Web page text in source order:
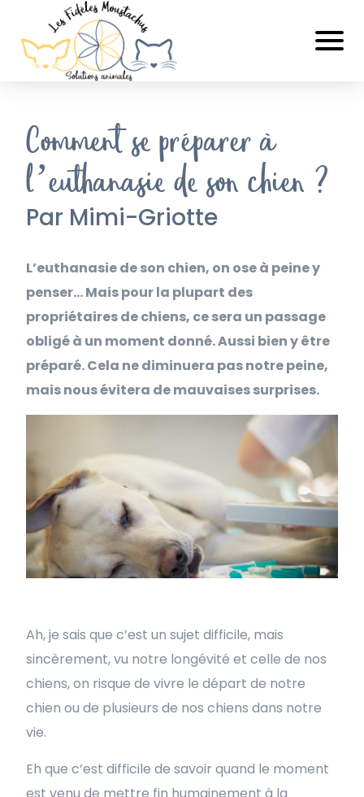
Comment se préparer à
l’euthanasie de son chien ?
Par Mimi-Griotte
L’euthanasie de son chien, on ose à peine y
penser… Mais pour la plupart des
propriétaires de chiens, ce sera un passage
obligé à un moment donné. Aussi bien y être
préparé. Cela ne diminuera pas notre peine,
mais nous évitera de mauvaises surprises.
Ah, je sais que c’est un sujet difficile, mais
sincèrement, vu notre longévité et celle de nos
chiens, on risque de vivre le départ de notre
chien ou de plusieurs de nos chiens dans notre
vie.
Eh que c’est difficile de savoir quand le moment